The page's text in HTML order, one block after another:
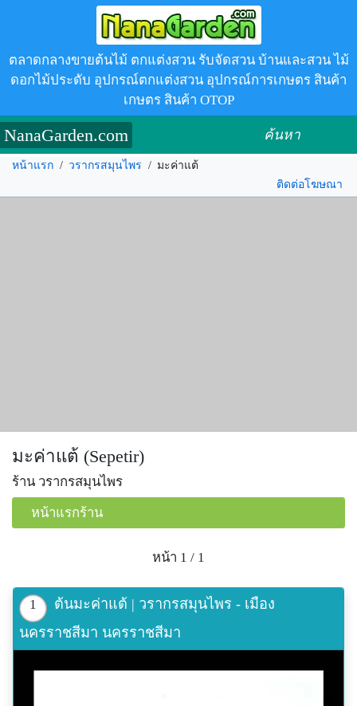
ตลาดกลางขายต้นไม้ ตกแต่งสวน รับจัดสวน บ้านและสวน ไม้
ดอกไม้ประดับ อุปกรณ์ตกแต่งสวน อุปกรณ์การเกษตร สินค้า
เกษตร สินค้า OTOP
NanaGarden.com ค้นหา
หน้าแรก / วรากรสมุนไพร / มะค่าแต้
ติดต่อโฆษณา
มะค่าแต้ (Sepetir)
ร้าน วรากรสมุนไพร
หน้าแรกร้าน
หน้า 1 / 1
1
ต้นมะค่าแต้ | วรากรสมุนไพร - เมือง
นครราชสีมา นครราชสีมา